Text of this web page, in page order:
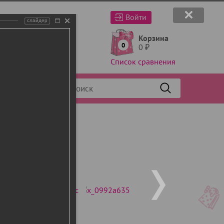
Войти
0
Корзина
0 ₽
Список сравнения
слайдер